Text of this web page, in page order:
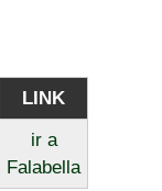
LINK
ir a
Falabella